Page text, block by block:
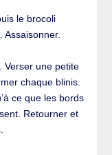
le brocoli
Assaisonner.
Verser une petite
chaque blinis.
ce que les bords
Retourner et